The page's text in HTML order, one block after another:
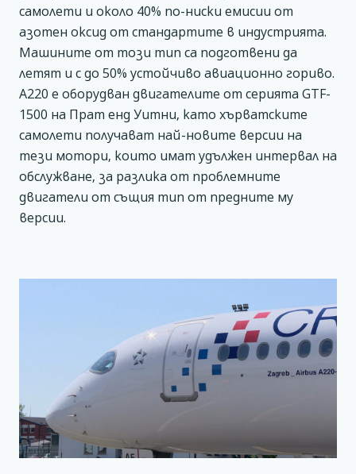
самолети и около 40% по-ниски емисии от
азотен оксид от стандартите в индустрията.
Машините от този тип са подготвени да
летят и с до 50% устойчиво авиационно гориво.
А220 е оборудван двигателите от серията GTF-
1500 на Прат енд Уитни, като хърватските
самолети получават най-новите версии на
тези мотори, които имат удължен интервал на
обслужване, за разлика от проблемните
двигатели от същия тип от предните му
версии.